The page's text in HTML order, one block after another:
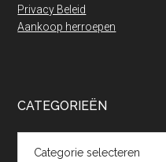
Privacy Beleid
Aankoop herroepen
CATEGORIEËN